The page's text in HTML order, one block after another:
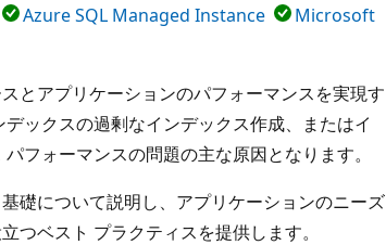
Azure SQL Managed Instance
Microsoft
とアプリケーションのパフォーマンスを実現す
ックスの過剰なインデックス作成、またはイ
フォーマンスの問題の主な原因となります。
礎について説明し、アプリケーションのニーズ
つベスト プラクティスを提供します。